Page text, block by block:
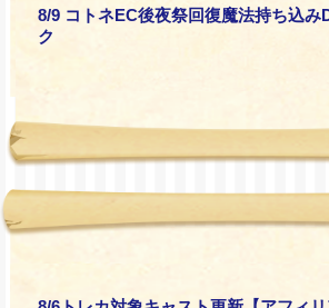
8/9 コトネEC後夜祭回復魔法持ち込み
ク